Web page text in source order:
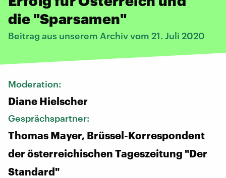
die "Sparsamen"
Beitrag aus unserem Archiv vom 21. Juli 2020
Moderation:
Diane Hielscher
Gesprächspartner:
Thomas Mayer, Brüssel-Korrespondent
der österreichischen Tageszeitung "Der
Standard"